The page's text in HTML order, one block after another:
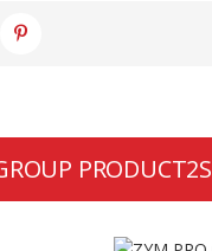
PRODUCT2S